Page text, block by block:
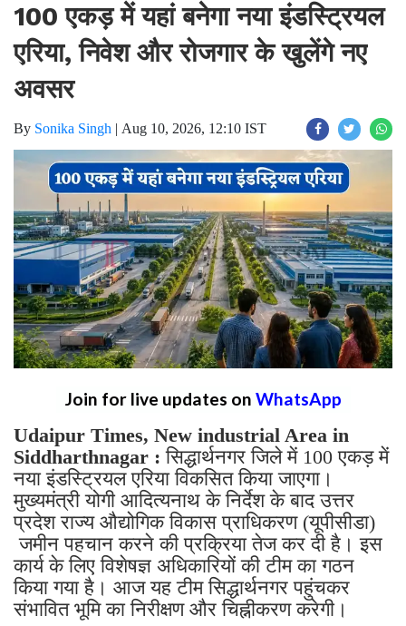
100 एकड़ में यहां बनेगा नया इंडस्ट्रियल
एरिया, निवेश और रोजगार के खुलेंगे नए
अवसर
By Sonika Singh | Aug 10, 2026, 12:10 IST
Join for live updates on WhatsApp
Udaipur Times, New industrial Area in
Siddharthnagar : सिद्धार्थनगर जिले में 100 एकड़ में
नया इंडस्ट्रियल एरिया विकसित किया जाएगा।
मुख्यमंत्री योगी आदित्यनाथ के निर्देश के बाद उत्तर
प्रदेश राज्य औद्योगिक विकास प्राधिकरण (यूपीसीडा)
जमीन पहचान करने की प्रक्रिया तेज कर दी है। इस
कार्य के लिए विशेषज्ञ अधिकारियों की टीम का गठन
किया गया है। आज यह टीम सिद्धार्थनगर पहुंचकर
संभावित भूमि का निरीक्षण और चिह्नीकरण करेगी।